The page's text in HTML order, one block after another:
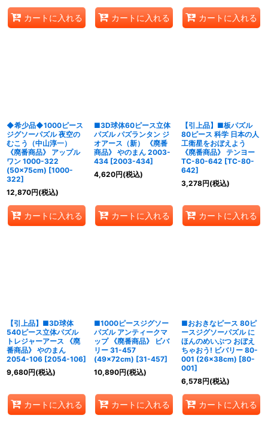
カートに入れる カートに入れる カートに入れる
◆希少品◆1000ピース
ジグソーパズル 夜空の
むこう（中山淳一）
《廃番商品》 アップル
ワン 1000-322
(50×75cm) [1000-
322]
12,870円(税込)
カートに入れる
■3D球体60ピース立体
パズル パズランタン ジ
オアース（新） 《廃番
商品》 やのまん 2003-
434 [2003-434]
4,620円(税込)
カートに入れる
【引上品】■板パズル
80ピース 科学 日本の人
工衛星をおぼえよう
《廃番商品》 テンヨー
TC-80-642 [TC-80-
642]
3,278円(税込)
カートに入れる
【引上品】■3D球体
540ピース立体パズル
トレジャーアース 《廃
番商品》 やのまん
2054-106 [2054-106]
9,680円(税込)
カートに入れる
■1000ピースジグソー
パズル アンティークマ
ップ 《廃番商品》 ビバ
リー 31-457
(49×72cm) [31-457]
10,890円(税込)
カートに入れる
■おおきなピース 80ピ
ースジグソーパズル に
ほんのめいぶつ おぼえ
ちゃおう! ビバリー 80-
001 (26×38cm) [80-
001]
6,578円(税込)
カートに入れる